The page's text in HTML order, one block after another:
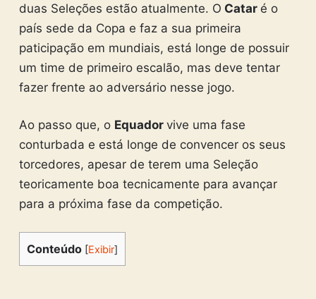
duas Seleções estão atualmente. O Catar é o
país sede da Copa e faz a sua primeira
paticipação em mundiais, está longe de possuir
um time de primeiro escalão, mas deve tentar
fazer frente ao adversário nesse jogo.
Ao passo que, o Equador vive uma fase
conturbada e está longe de convencer os seus
torcedores, apesar de terem uma Seleção
teoricamente boa tecnicamente para avançar
para a próxima fase da competição.
Conteúdo [Exibir]